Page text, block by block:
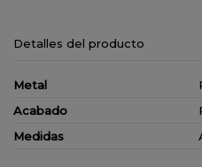
Detalles del producto
Metal
Acabado
Medidas